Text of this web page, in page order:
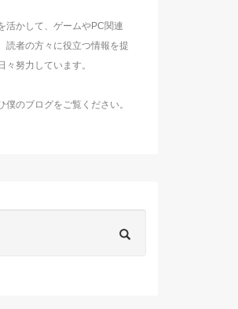
活かして、ゲームやPC関連
読者の方々に役立つ情報を提
努力しています。
僕のブログをご覧ください。